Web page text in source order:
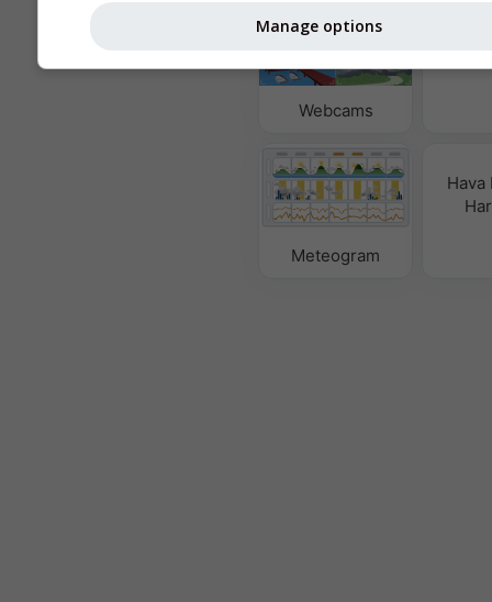
Webcams
Meteogram
Hava
Manage options